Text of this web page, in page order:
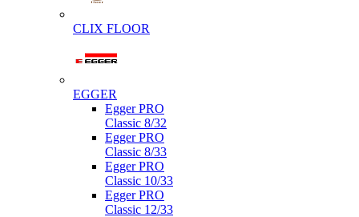
CLIX FLOOR
EGGER
Egger PRO
Classic 8/32
Egger PRO
Classic 8/33
Egger PRO
Classic 10/33
Egger PRO
Classic 12/33